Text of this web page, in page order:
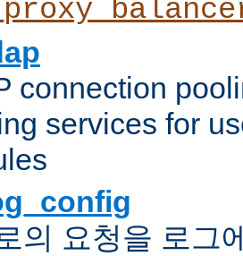
connection
services for
의 요청을 로그